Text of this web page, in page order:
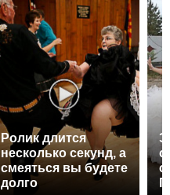
Ролик длится
несколько секунд, а
смеяться вы будете
долго